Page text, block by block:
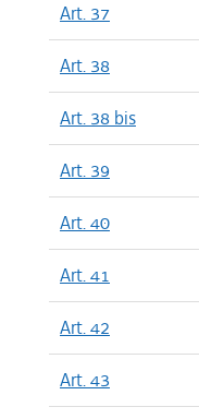
Art. 37
Art. 38
Art. 38 bis
Art. 39
Art. 40
Art. 41
Art. 42
Art. 43